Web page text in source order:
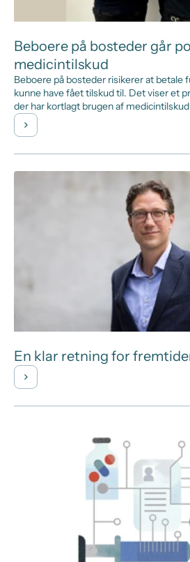
Beboere på bosteder går
medicintilskud
Beboere på bosteder risikerer at betale
kunne have fået tilskud til. Det viser et
der har kortlagt brugen af
En klar retning for